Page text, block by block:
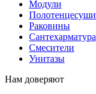
Модули
Раковины
Сантехарматура
Смесители
Унитазы
Нам доверяют